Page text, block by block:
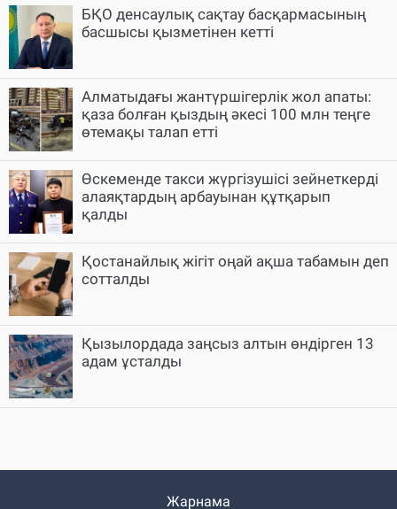
БҚО денсаулық сақтау басқармасының
басшысы қызметінен кетті
Алматыдағы жантүршігерлік жол апаты:
қаза болған қыздың әкесі 100 млн теңге
өтемақы талап етті
Өскеменде такси жүргізушісі зейнеткерді
алаяқтардың арбауынан құтқарып
қалды
Қостанайлық жігіт оңай ақша табамын деп
сотталды
Қызылордада заңсыз алтын өндірген 13
адам ұсталды
Жарнама